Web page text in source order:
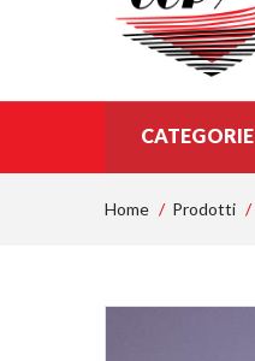
CATEGORIE
Home Prodotti